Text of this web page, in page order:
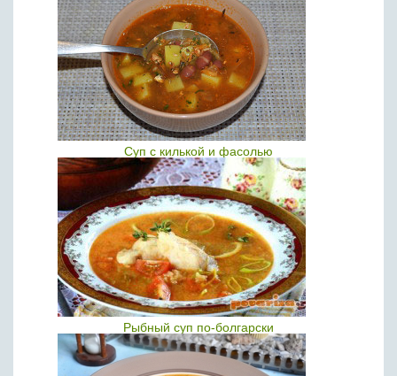
Суп с килькой и фасолью
Рыбный суп по-болгарски